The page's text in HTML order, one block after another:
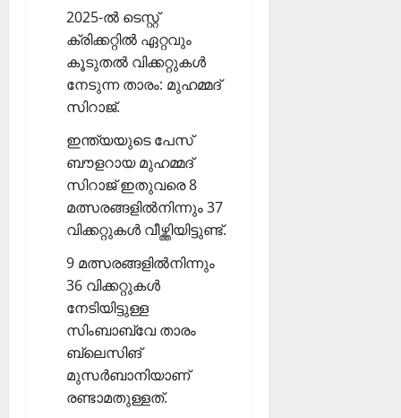
2025-ല്‍ ടെസ്റ്റ്
ക്രിക്കറ്റില്‍ ഏറ്റവും
കൂടുതല്‍ വിക്കറ്റുകള്‍
നേടുന്ന താരം: മുഹമ്മദ്
സിറാജ്.
ഇന്ത്യയുടെ പേസ്
ബൗളറായ മുഹമ്മദ്
സിറാജ് ഇതുവരെ 8
മത്സരങ്ങളില്‍നിന്നും 37
വിക്കറ്റുകള്‍ വീഴ്ത്തിയിട്ടുണ്ട്.
9 മത്സരങ്ങളില്‍നിന്നും
36 വിക്കറ്റുകള്‍
നേടിയിട്ടുള്ള
സിംബാബ്വേ താരം
ബ്ലെസിങ്
മുസര്‍ബാനിയാണ്
രണ്ടാമതുള്ളത്.